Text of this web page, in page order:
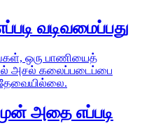
வடிவமைப்பது
ஒரு பாணியைத்
அசல் கலைப்படைப்பை
அதை எப்படி